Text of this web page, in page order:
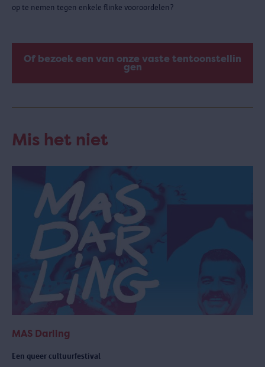
op te nemen tegen enkele flinke vooroordelen?
Of bezoek een van onze vaste tentoonstellin
gen
Mis het niet
MAS Darling
Een queer cultuurfestival